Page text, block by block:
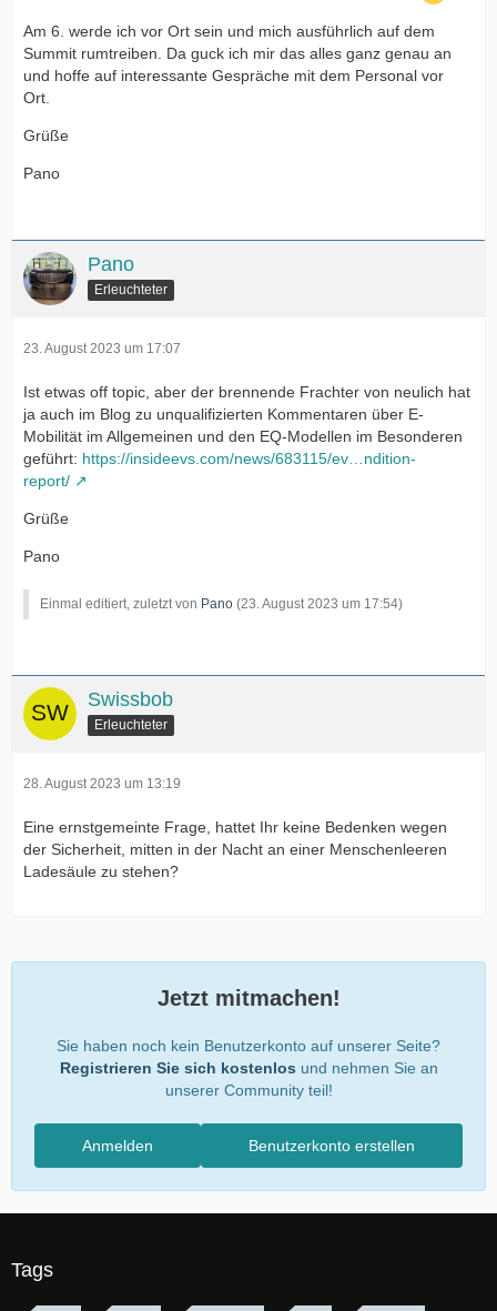
Am 6. werde ich vor Ort sein und mich ausführlich auf dem
Summit rumtreiben. Da guck ich mir das alles ganz genau an
und hoffe auf interessante Gespräche mit dem Personal vor
Ort.
Grüße
Pano
Pano
Erleuchteter
23. August 2023 um 17:07
Ist etwas off topic, aber der brennende Frachter von neulich hat
ja auch im Blog zu unqualifizierten Kommentaren über E-
Mobilität im Allgemeinen und den EQ-Modellen im Besonderen
geführt: https://insideevs.com/news/683115/ev…ndition-
report/
Grüße
Pano
Einmal editiert, zuletzt von Pano (23. August 2023 um 17:54)
Swissbob
Erleuchteter
28. August 2023 um 13:19
Eine ernstgemeinte Frage, hattet Ihr keine Bedenken wegen
der Sicherheit, mitten in der Nacht an einer Menschenleeren
Ladesäule zu stehen?
Jetzt mitmachen!
Sie haben noch kein Benutzerkonto auf unserer Seite?
Registrieren Sie sich kostenlos und nehmen Sie an
unserer Community teil!
Benutzerkonto erstellen
Anmelden
Tags